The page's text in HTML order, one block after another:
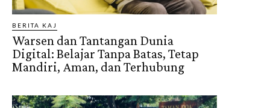
BERITA KAJ
Warsen dan Tantangan Dunia
Digital: Belajar Tanpa Batas, Tetap
Mandiri, Aman, dan Terhubung